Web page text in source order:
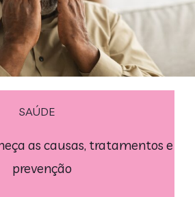
SAÚDE
as causas, tratamentos e
prevenção